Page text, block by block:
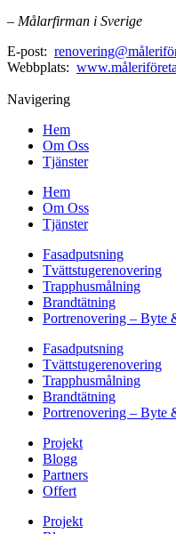
– Målarfirman i Sverige
E-post:
Webbplats:
Navigering
Hem
Om Oss
Tjänster
Hem
Om Oss
Tjänster
Fasadputsning
Tvättstugerenovering
Trapphusmålning
Brandtätning
Portrenovering – Byte
Fasadputsning
Tvättstugerenovering
Trapphusmålning
Brandtätning
Portrenovering – Byte
Projekt
Blogg
Partners
Offert
Projekt